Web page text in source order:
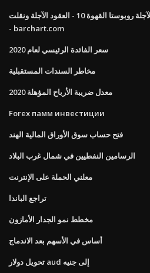
روبوستا البن 10 - أسعار العقود الآجلة روبوستا القهوة 10 - العقود الآجلة ونقلت
- barchart.com
سعر الفائدة الرئيسي لعام 2020
مخاطر السندات المستقبلية
معدل ضريبة الأرباح المؤهلة 2020
Forex памм инвестиции
فتح حساب سوق الأوراق المالية الهند
الرسامين النفطيين في شمال غرب البلاد
معلني الحملة على الإنترنت
تراجع الباندا
مخطط نمو الجدار الأمازون
أساس في الأسهم بعد الاندماج
تحويل دولار aud إلى جنيه